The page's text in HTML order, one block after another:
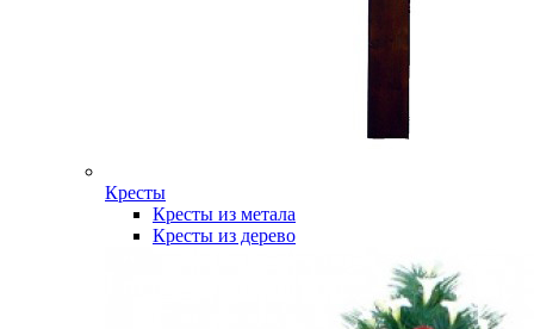
Кресты
Кресты из метала
Кресты из дерево